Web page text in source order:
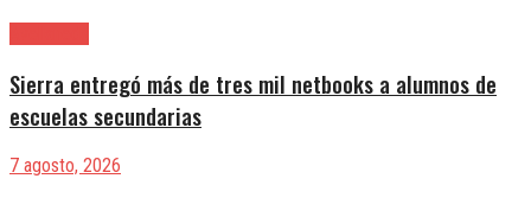
Sierra entregó más de tres mil netbooks a alumnos de
escuelas secundarias
7 agosto, 2026